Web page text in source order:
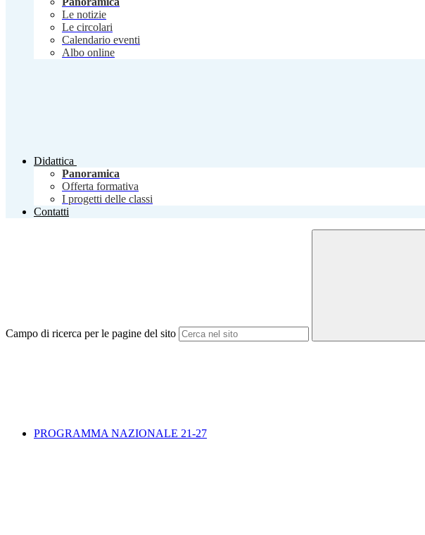
Le notizie
Le circolari
Calendario eventi
Albo online
Didattica
Panoramica
Offerta formativa
I progetti delle classi
Contatti
Campo di ricerca per le pagine del sito
PROGRAMMA NAZIONALE 21-27